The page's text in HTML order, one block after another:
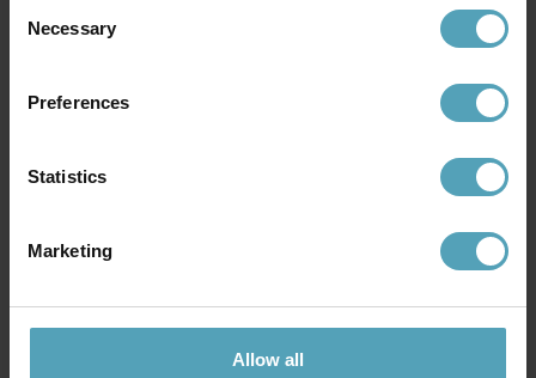
Selection
Necessary
Preferences
Statistics
Marketing
Allow all
200W utelampa
295 kr